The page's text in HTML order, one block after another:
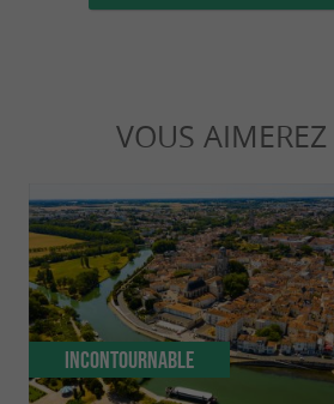
VOUS AIMEREZ
Incontournable